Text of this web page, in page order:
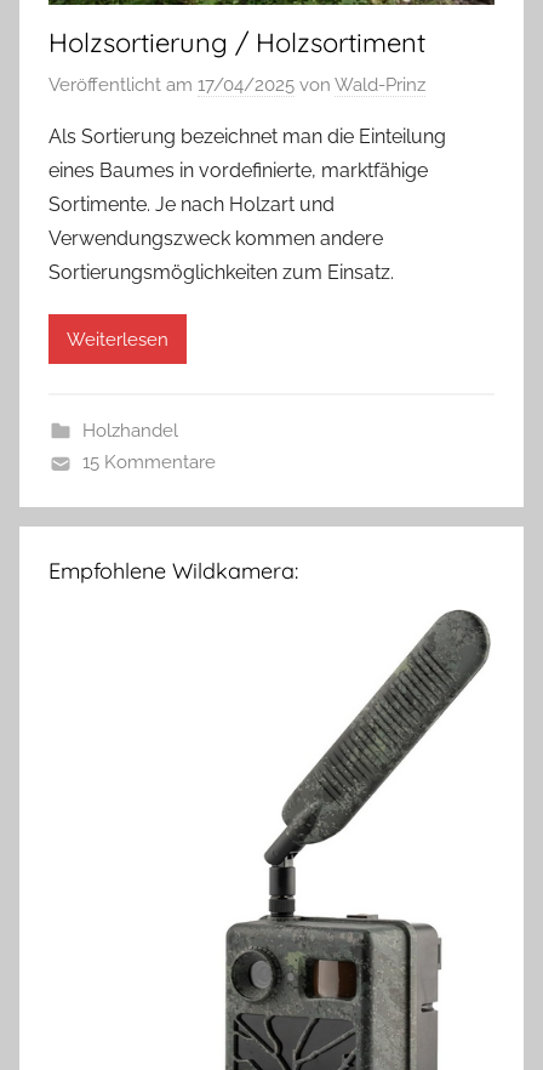
Holzsortierung / Holzsortiment
Veröffentlicht am 17/04/2025 von Wald-Prinz
Als Sortierung bezeichnet man die Einteilung
eines Baumes in vordefinierte, marktfähige
Sortimente. Je nach Holzart und
Verwendungszweck kommen andere
Sortierungsmöglichkeiten zum Einsatz.
Weiterlesen
Holzhandel
15 Kommentare
Empfohlene Wildkamera: